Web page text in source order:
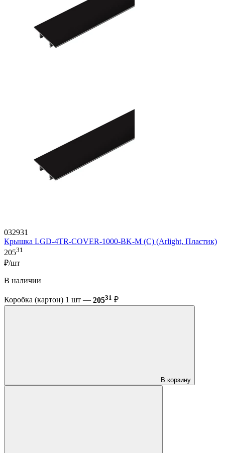
032931
Крышка LGD-4TR-COVER-1000-BK-M (C) (Arlight, Пластик)
20531
₽/шт
В наличии
Коробка (картон) 1 шт — 20531 ₽
В корзину